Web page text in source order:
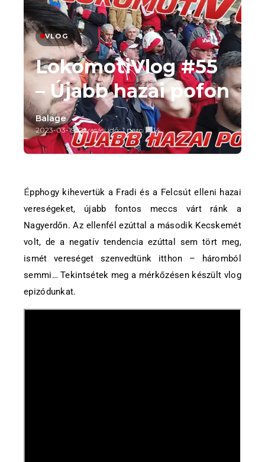
VLOG
LokomotiVlog #55
– Újabb hazai pofon
Balage
2023-03-19/Olvasási idő: 1 perc/ 14
Épphogy kihevertük a Fradi és a Felcsút elleni hazai
vereségeket, újabb fontos meccs várt ránk a
Nagyerdőn. Az ellenfél ezúttal a második Kecskemét
volt, de a negatív tendencia ezúttal sem tört meg,
ismét vereséget szenvedtünk itthon – háromból
semmi… Tekintsétek meg a mérkőzésen készült vlog
epizódunkat.